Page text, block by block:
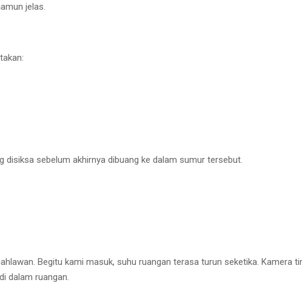
jelas.
sebelum akhirnya dibuang ke dalam sumur tersebut.
Begitu kami masuk, suhu ruangan terasa turun seketika. Kamera
dalam ruangan.